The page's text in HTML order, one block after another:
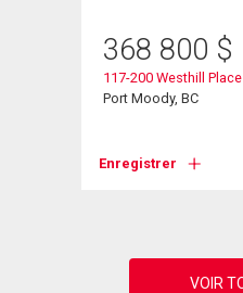
368 800 $
117-200 Westhill Place
Port Moody, BC
Enregistrer